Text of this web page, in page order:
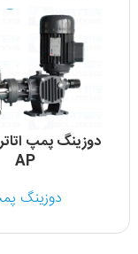
دوزینگ پمپ
AP
دوزینگ